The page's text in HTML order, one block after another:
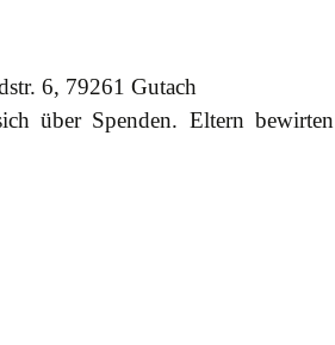
6, 79261 Gutach
über Spenden. Eltern bewirten